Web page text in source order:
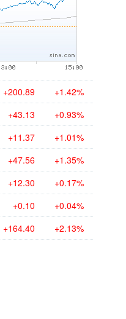
+200.89 +1.42%
+43.13 +0.93%
+11.37 +1.01%
+47.56 +1.35%
+12.30 +0.17%
+0.10 +0.04%
+164.40 +2.13%